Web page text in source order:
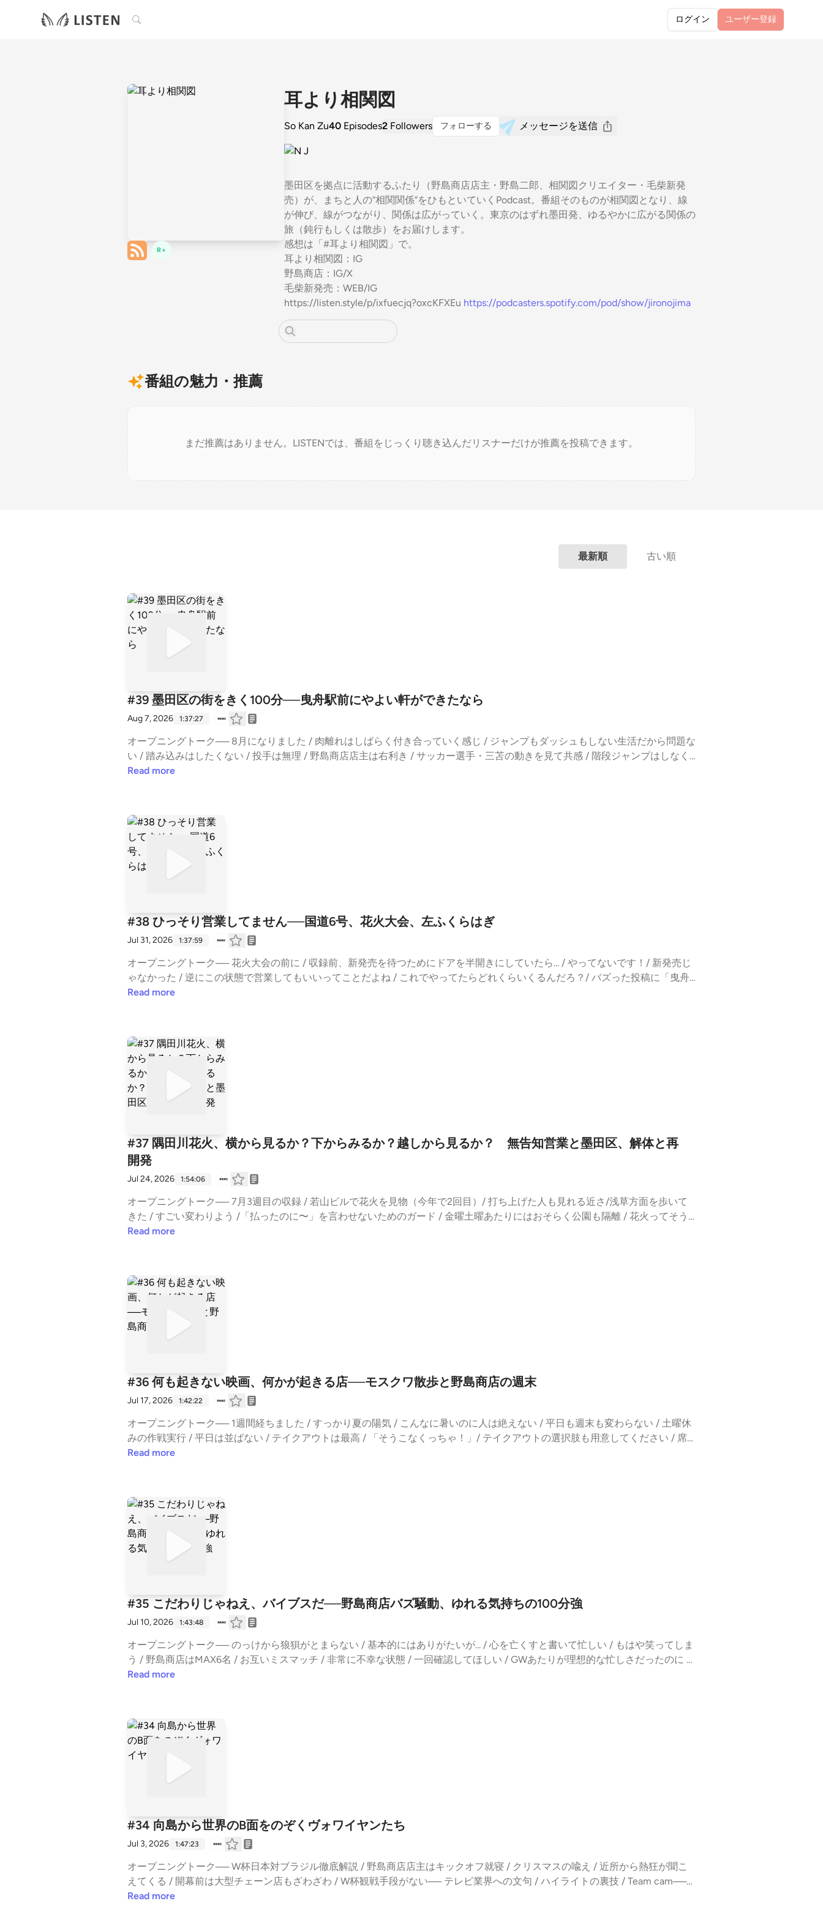
検索 ログイン ユーザー登録
R+
耳より相関図
So Kan Zu40 Episodes2 Followers フォローする メッセージを送信
墨田区を拠点に活動するふたり（野島商店店主・野島二郎、相関図クリエイター・毛柴新発
売）が、まちと人の“相関関係”をひもといていくPodcast。番組そのものが相関図となり、線
が伸び、線がつながり、関係は広がっていく。東京のはずれ墨田発、ゆるやかに広がる関係の
旅（鈍行もしくは散歩）をお届けします。
感想は「#耳より相関図」で。
耳より相関図： IG
野島商店： IG/X
毛柴新発売： WEB/IG
https://listen.style/p/ixfuecjq?oxcKFXEu https://podcasters.spotify.com/pod/show/jironojima
番組の魅力・推薦
まだ推薦はありません。LISTENでは、番組をじっくり聴き込んだリスナーだけが推薦を投稿できます。
最新順 古い順
#39 墨田区の街をきく100分──曳舟駅前にやよい軒ができたなら
Aug 7, 2026 1:37:27
オープニングトーク── 8月になりました / 肉離れはしばらく付き合っていく感じ / ジャンプもダッシュもしない生活だから問題な
い / 踏み込みはしたくない / 投手は無理 / 野島商店店主は右利き / サッカー選手・三苫の動きを見て共感 / 階段ジャンプはしなく
てもいいかな / 筋肉痛の長引く感じ / 全快の程度が気になる新発売 / 肉離れが身近に / めっちゃ山登りした翌日の筋肉痛 / 前回の
他の人前で年齢発表 /前時代的なやりとり / 公開文句返し / 営業時間告知は「14時頃まで」/ 食べログは余計なお世話 /「誰がイン
ド料理屋だ」/ 食べログは信用しないでください/うどんみたいな名前の有名な人がいる /食べログ文学もある / 食べログの点数の
価値とGoogleはちがう / レビュー見るのすき / Googleは地図から見に行ける / 病院にホスピタリティをめっちゃ求めてる / みんな
怒りで書く / 一部始終を全部書いちゃう人 / 得も損も記録しないで / 文句かけるくらい元気になりました★５ / シルバー人材の需
要 / 飲食店は3〜5分接触しておく / 待たせた感じしないコツ / 「洋麺屋 五右衛門」に行った？/ 絶望パスタ行ってきた野島店主 /
っちゃう / パスタはまかない、安価なイメージ / 料理経験者のカルチャーショック── カフェ飯 / これでいいんだ！/ 仕込みという
名のスパムカット / フォンドボーを引くからの落差 / イージーモードからいかずによかった / 古典的な出汁の引き方と逆サイド /
カフェ飯は全滅？ プレートご飯 / バンドマンから料理人へ── ギターを下ろしフライパンを握る流れ / 「沿線食堂」はカフェ飯系
飲食店の後継 / 固めたコンセプトは不要です / 記憶に残らない良さ〜食べたことを覚えてないくらいの食事体験の需要 / おしゃべ
りメインの客層 / 曳舟に来たら他の飲食店が吹き飛ぶ「やよい軒」、「大戸屋」 / 「串カツ田中 京成曳舟店」はファミリー向け /
はなまるうどんは四国が本場、丸亀製麺は四国は関係ない / 世界展開している丸亀のトリドール / スペインで食べた"Wok to Walk
「ベックス」で耐えた高円寺駅 / 一時的移転のマクドナルド、いずこへ（ストリートビューでみると2010年には存在） / マックで
家賃あげられる / URの新しい建物にはマックとスタバ / そんなフリじゃない寄り添い方のUR / データを全部とられてまちづくり /
反体制派の佐々木さんで想像する曳舟のデモ / 高円寺の高架下を再開発もすごいコメントのコーナー：号外ネットニュース墨田区
のライターshimobeさんから / 「珈琲 穂高」とshimobeさんの思わぬつながり / 山小屋の内装の穂高 / モルタル壁のカフェはPinta
restの平均を出した結果 / ワンダーホーゲル部の自由人は就職せず喫茶とインド旅行者とカレー店 / 隅田川花火の回:どういう記事
にしたいか / 号外ネットニュースの話題タグにアップしてほしい / 「ベーカリー花火」のカレーパンが金賞受賞したとのこと / ラ
区の二人が〜で始まる冒頭など / 墨田区に寄せたタイトルを / 号外ネットニュースには閉店情報も載っている / できれば野島商店
は気づいたら閉店していたい / しもべさんの感想文でいい / はちみつ屋さんがアジトに行った理由 / 予習したいタイプのいかつい
はちみつ屋さんがタイ情報を求めて / 号外ネットニュースAI Podcast / 募集したテーマにじろ吉さんだけ / じろ吉的喫茶店部門ノ
ミネート「キムラヤ」さんのナポリタン / 浅草通りのキムラヤとのつながり / パン屋「キムラヤ」の位置はミスドと元「北三ラー
メン」のあいだ /「純喫茶・マリーナ」の鉄板ナポリタン / 話題に出た喫茶は「コーゼン」/ 女将さん現役は衛生面を信用できる /
牛嶋神社そばに「言問 魚大」/ Instagramからも：〈今はなき「柳島カフェ」のパスタが美味しかった〉/ 変化球はやめてほしいと
散々言っているのに / スマホの待ち受けの若山さんに狼狽 / 行けないイベントにわざわざコメント──いけないなら黙っていてほ
ヲとアユムの「濁流教室」もぜひ / ムーさんのアプリのPRはいかがですか──なぜアプリを作ったのか / A面よりもB面でどうです
か / 号外NETニュースのこと / 今週のコメントテーマ発表 / じろ吉さんはじろ吉NETで / 号外NETに歴史タブがあればじろ吉さん
のひとり勝ち / 高評価の星を12から20にしたい●今週のコメントテーマ：「『号外NET墨田区』のおすすめ記事やたのしみ方を教
えて」●先週のコメントテーマ：「墨田区内のここのパスタがおいしいよ」（※引き続き募集中）⚫︎「耳より相関図」とは？墨田
はずれ墨田発、ゆるやかに広がる関係の旅（鈍行もしくは散歩）をお届けします。⚫︎登場人物野島二郎（⁠⁠⁠⁠⁠⁠⁠⁠⁠⁠⁠⁠⁠⁠⁠⁠⁠⁠⁠⁠⁠⁠⁠⁠⁠⁠⁠⁠⁠⁠⁠⁠⁠⁠⁠⁠⁠⁠野島商店⁠⁠⁠⁠⁠⁠⁠⁠⁠⁠⁠⁠⁠⁠⁠⁠⁠⁠⁠⁠⁠⁠⁠⁠⁠⁠⁠⁠⁠⁠⁠⁠⁠⁠⁠⁠⁠⁠店主）⁠⁠⁠⁠⁠⁠⁠⁠⁠⁠⁠⁠⁠⁠⁠⁠⁠⁠⁠⁠⁠⁠⁠⁠⁠⁠⁠⁠⁠⁠⁠⁠⁠⁠⁠⁠⁠⁠毛柴新
発売⁠⁠⁠⁠⁠⁠⁠⁠⁠⁠⁠⁠⁠⁠⁠⁠⁠⁠⁠⁠⁠⁠⁠⁠⁠⁠⁠⁠⁠⁠⁠⁠⁠⁠⁠⁠⁠⁠（相関図クリエイター）⚫︎ご感想「#耳より相関図」をつけて、SNSでもぜひご感想をお寄せください。⚫︎はじめましての
方は#00「耳より相関図、はじめます」からどうぞ。フォローしていただくと最新話を追いやすくなります。⚫︎公式Instagram⁠⁠⁠⁠⁠⁠⁠⁠⁠⁠⁠⁠⁠⁠⁠⁠⁠⁠⁠⁠⁠⁠⁠⁠⁠耳
より相関図⁠⁠⁠⁠⁠⁠⁠⁠⁠⁠⁠⁠⁠⁠⁠⁠⁠⁠⁠⁠⁠⁠⁠⁠⁠ のフォローもよろしく⚫︎LISTENの耳より相関図はこちら：https://listen.style/p/sokanzu
Read more
#38 ひっそり営業してません──国道6号、花火大会、左ふくらはぎ
Jul 31, 2026 1:37:59
オープニングトーク── 花火大会の前に / 収録前、新発売を待つためにドアを半開きにしていたら... / やってないです！/ 新発売じ
ゃなかった / 逆にこの状態で営業してもいいってことだよね / これでやってたらどれくらいくるんだろ？/ バズった投稿に「曳舟
でひっそりと営業」/ いやいや堂々と国道沿いでやってますよ！ルートシックスだぞ！/ 胸張ってやってたのに / 営業日数だって
一人闖入者もいた / 高速も封鎖 / 解除されてすぐ捕まる人もいた / 気合いは生きがい / 自分が80代になったときにあの動きができ
るのか /そんな中、野島商店では / 普通の無告知営業をして / 非常にちょうど良い営業を終え / 壺ビリヤニの注文 / ナメック星の
ドラゴンボールくらいの熱い球を持たせる / 左ふくらはぎパチン /ちょっとつけば歩けるけどめっちゃ痛い / アキレス腱キレてた
らやばい / 花火中の病院が… / 冷たい対応されながら足を引きずりながら救急受診 /「肉離れです」/ スポーツ選手でもないのに /
これ以上どうしようもない / 日曜は安静 / 収録日は早歩きは難しいけど激しい筋肉痛レベル /「yatobooks」の佐々木さんにはバレ
てないと思う / 後ろから人に叩かれた感じ / 未知の痛み / この痛みの数値を教えてください / 病院は防音がすごい / 花火の音聴い
ーたちが多い / リスナー同士の交流 / やっててよかった / ほろ酔いの方が壺を返却 / ビリヤニを渡した後の肉離れでよかった / 切
れてなくてよかった / 新発売も気をつけて / 肉離れはロシアンルーレット / 墨田区に100万人 / 神宮の花火大会のときは家に上が
っててみてた / 何も成長していない / 涼しい中、足を引きずるしかなかった / 何をしたって言うんだよ / バチがあたったのかな /
アキレス腱やってなくてよかったで30分 / 土曜は無告知営業がいい / でも人はくる / 忙しいと暇の境目が / 急にビリヤニはやめま
せん / 自然にまかせます / 水じゃなくてお茶は嬉しい / 水とお茶飲めない人がいた / 普段何飲んでるんだろう / 新発売は偏食 / 子
供の頃の温かいお茶は苦しかった / 学校の給食で納豆 / 食べれないと残される / 「もういいよ」待ち / 納豆は今もNG / とろろも /
ネバネバはかゆくなる / 焼いたお好み焼きの中にはいった長芋にも気づく / 家族はみんな納豆好き / すごく嫌だった / 野島店主は
ださい /手間が一個増えるのはいや / 若者が野菜は残しがち / 新発売は文化系？ / 黒いマスクしてるやつは野菜嫌い / あのヨーグ
ルトの味付け / ディルは季節もの / 代用がわかるのが料理人すよね / インド人はミント好き？ / あれはフェンネルシードキャンデ
ィー / アンビカに売ってるよ / すべてを素手でいく / ソフトクリームマシンの衛生面は激ヤバ / 調理器具が気になる コメントコー
ナー：じろ吉さんから花火の話題が / 突然出てきたさきちゃん / 「ヤッチャバ」の昼におそらく遭遇 / ミート系食べてないな / 何
猫は花火の音は怖いかもね / また来年 / 墨田区の夏は一旦休み / 8月は少し落ち着くのかな / そして初コメントChihiroさん / 葛藤
のコメント / 絶望つながり /そういうことありますよね / Chihiroさん3回くらい「あぁ〜」のタイミングがあった / ホタテ今日来
てくれ！というタイミングがあったけど現れず / こちらも絶望 / 絶望ビリヤニ / でかいところにいる人生を想像した / 壁の穴 / た
らこスパ外で食べたことない / マイベーカリーに相当ハイクラスの明太子フランスありますよ / 大丈夫か心配になるレベル / 「パ
スタmama」の謎が解けた / 絶望ミートソースパスタ / たらこスパは汁だくではない / 「洋麺屋五右衛門」パスタはもう少しでオ
ープン / 22時くらいまでやってたらいいなぁ /野島商店ビリヤニをやめてパスタやろうかな / koyamaパイセン「大・中・小用意し
化球はやめてね / コンビニパスタのアレンジでもないです●今週のコメントテーマ：「墨田区内のここのパスタがおいしいよ」
⚫︎「耳より相関図」とは？墨田区を拠点に活動するふたりが、まちと人の“相関関係”をひもといていくPodcast。番組そのものが
相関図となり、線が伸び、線がつながり、関係は広がっていく。ここからどんな線が伸びていくのか。そして、どこから新しい線
がつながってくるのか。東京のはずれ墨田発、ゆるやかに広がる関係の旅（鈍行もしくは散歩）をお届けします。⚫︎登場人物野
なります。⚫︎公式Instagram⁠⁠⁠⁠⁠⁠⁠⁠⁠⁠⁠⁠⁠⁠⁠⁠⁠⁠⁠⁠⁠⁠⁠⁠耳より相関図⁠⁠⁠⁠⁠⁠⁠⁠⁠⁠⁠⁠⁠⁠⁠⁠⁠⁠⁠⁠⁠⁠⁠⁠ のフォローもよろしく⚫︎LISTENの耳より相関図はこちら：https://listen.style/p/sokanz
u
Read more
#37 隅田川花火、横から見るか？下からみるか？越しから見るか？ 無告知営業と墨田区、解体と再
開発
Jul 24, 2026 1:54:06
オープニングトーク── 7月3週目の収録 / 若山ビルで花火を見物（今年で2回目）/ 打ち上げた人も見れる近さ/浅草方面を歩いて
きた / すごい変わりよう /「払ったのに〜」を言わせないためのガード / 金曜土曜あたりにはおそらく公園も隔離 / 花火ってそう
いうものだっけ / 魂が…みたいな / そこまでして見に行かなくていいや / 昔は盛大にやっていたkoyamaさん / おもてなし事情を話
る？/ 「アップル歯科」の隣のマンション解体中 / 文花団地の一部が解体予定 / イトーヨーカドーの活用案 / スポーツ用品店など
心配になる広さ/土地開発の話 / 開発後のアイディア募集を「ノウドひきふね」で開催 / 簡単な話ではない / ノウドの裏にある民泊
は受付棟がある / ちょっと泊まってみたい / 1000円のモーニングプレートを / 朝ごはんを真剣にやってるお店は少ないよね──「P
ERTH Sandwiches &amp; All Day Breakfast」/「GRAB and GO GOODIES」/ 曳舟駅構内「VIE DE FRANCE」の跡地 / 五右衛門パ
スタ /「パスタはありますよ」って言いましたよね / 「⁠パスタmama⁠」はポポラマーマとは関係なし / いろんなもののジェネリッ
「長靴の形しています」と適当なこと言いたい / エスプレッソタイムのコミュニケーション / マキアートのややこしさ / 本来のマ
キアートについて / あるカップルの話 / 値段の安さで「ちっさ」となる / 恥をかいてかわいそうだからメニューから排除 / エスプ
レッソドリンクのいろんな名称 / さすが地元新宿の新発売 / 号外ネット墨田区に取り上げてもらいたい / 今週の野島商店の様子 /
何をしたか気づきました？/ もうアナウンスしなくなった / 月曜日何も言わず営業してみた / 日曜の夕方から仕込んだ / プロフィ
ールに営業日は書いてある / 今日のビリヤニ情報は更新せず / でもちゃんと待っていた人がいた / 来ないとわからないスタイル /
尖り営業 / どこでうちがやってるか知りたいけど聞いてない / ようやく遅い時間まで営業できた / 不定休の無告知 / 平和のための
この顔なんだっけ / 数ヶ月前の女性客来店 / 六本木の雰囲気 / ピッカピカの顔 / めっちゃプロ来ちゃった / ちゃんと見るのは失礼
な感じ/あきらかな美人/なんのプロが来たんだ / なんとか48系の人 / さっきの私だよ〜のサイン/なんでうちに来たのかわからな
い / 単独行動 / 思うツボ / フォローしそうになった / さまぁ〜ずのふたりは墨田区出身 / 芸人の多い街・高円寺 / 高円寺といえば
水道橋博士 / 四ツ谷にサンミュージックの事務所 /この辺は縁がない / 落語家や力士が暮らしている / 錦糸町周辺に料理研究科・
リュウジが住んでいる説〜じろ吉さんの好きなエリアにリュウジ / 前回のタイトルに「モスクワ」/ 誰かがその場で弾いていそう
blueはシネマズブルーへよく行っている/多いですからにひっかかるふたり/ピンポイントの話をしている野島店主/しかも確認方
法はGoogleストリートビュー/ 郵便車がきますから / ギター侍みたい / オリエンタルラジオじゃねぇんだから！を知らなかった /
HALCALI（ハルカリ）を知らない / めっちゃパフィー / 野島店主の空白の期間 / 品を感じる / 昭和のおしゃべり/ タコ情報にイカ /
コメント欄にプレリリース / takoのコメントはしたためていたのかな / コロンボ警部 / しかもリンクが飛べない / 二十三区内では
右派 / 地球の歩き方もそうだ / CIAに染められちゃう/所属の安心感がほしい / 靴下つくるの得意な新発売 / いろんなすみだの架け
橋ソックス / じろ吉さんのコメント /【今回の役立つ話】/ ちゃんと歴史を知らないと面白く返せないな/軽く書いてる八広駅を越
について / 30歳無職男性のvlog〜あつしのぶろぐ/ 自分の思考はタメ口だけど言っていく/ 思うだけじゃダメ / 公式発表は敬語で /
お題で好き勝手言われるのもいい / 募集したいテーマ /「話すテーマ」を募集 / お題はお手柔らかに / ヒント0は難しい / カルトと
カルチャー / まだ答えられない / じろ吉さんへのパス（１コメント返しで）/ 結局はプラットフォームが強い / ワールドカップも
カルト？ / 毛柴新発売への宿題が急に / 答えはきっとInstagramで? / 混んでも暇でも困る話は昔からずっとしていた / コメントは
いつだって急です / コメントお待ちしてます⚫︎「耳より相関図」とは？墨田区を拠点に活動するふたりが、まちと人の“相関関
しくは散歩）をお届けします。⚫︎登場人物野島二郎（⁠⁠⁠⁠⁠⁠⁠⁠⁠⁠⁠⁠⁠⁠⁠⁠⁠⁠⁠⁠⁠⁠⁠⁠⁠⁠⁠⁠⁠⁠⁠⁠⁠⁠⁠⁠野島商店⁠⁠⁠⁠⁠⁠⁠⁠⁠⁠⁠⁠⁠⁠⁠⁠⁠⁠⁠⁠⁠⁠⁠⁠⁠⁠⁠⁠⁠⁠⁠⁠⁠⁠⁠⁠店主）⁠⁠⁠⁠⁠⁠⁠⁠⁠⁠⁠⁠⁠⁠⁠⁠⁠⁠⁠⁠⁠⁠⁠⁠⁠⁠⁠⁠⁠⁠⁠⁠⁠⁠⁠⁠毛柴新発売⁠⁠⁠⁠⁠⁠⁠⁠⁠⁠⁠⁠⁠⁠⁠⁠⁠⁠⁠⁠⁠⁠⁠⁠⁠⁠⁠⁠⁠⁠⁠⁠⁠⁠⁠⁠（相関図クリエイター）⚫︎ご感想「#耳より相
関図」をつけて、SNSでもぜひご感想をお寄せください。⚫︎はじめましての方は#00「耳より相関図、はじめます」からどう
ぞ。フォローしていただくと最新話を追いやすくなります。⚫︎公式Instagram⁠⁠⁠⁠⁠⁠⁠⁠⁠⁠⁠⁠⁠⁠⁠⁠⁠⁠⁠⁠⁠⁠⁠耳より相関図⁠⁠⁠⁠⁠⁠⁠⁠⁠⁠⁠⁠⁠⁠⁠⁠⁠⁠⁠⁠⁠⁠⁠ のフォローもよろしく⚫︎LISTENの耳
より相関図はこちら：https://listen.style/p/sokanzu
Read more
#36 何も起きない映画、何かが起きる店──モスクワ散歩と野島商店の週末
Jul 17, 2026 1:42:22
オープニングトーク── 1週間経ちました / すっかり夏の陽気 / こんなに暑いのに人は絶えない / 平日も週末も変わらない / 土曜休
みの作戦実行 / 平日は並ばない / テイクアウトは最高 / 「そうこなくっちゃ！」/ テイクアウトの選択肢も用意してください / 席
数の修正だけお願いします/ 大袈裟な食べロガー / 不要な親切 / 週末の営業をしばらく休みます/ 基本土日祝を避けていきます/と
みとは書かない / だって不定休だもん / 定めないが重要 / ほどほどにやりたいんで / もっとつくりたくはない / 壺をこれ以上大き
くする気はない / 待ったのにダメでしたで断るのは相当心苦しい / 何に謝ってるんだ / 「待っててください」とは言ってないし、
悪くないのに謝らないといけない / やだっていってんじゃん / ただの悲鳴 / ひとりの紳士./ タイミングうかがってるんだと思った
/「耳より相関図きいてきたのに、並んですみません」/ じゃあだめじゃないですか！/ 事件現場に来た紳士 / 仲間がいたのは嬉し
かった / どっかはやれよ / 食べられない人の行き先 /これが全部1万円だったらなぁ / 久々の土曜休み / 北先住へ行った / 昔の映画
たいな / 流れで入った /ハローワーク足立の近く/土曜日だからこその感じ / 向学心の強い方々/ モスクワの歴史背景知らないから
なぁ/ おそらく名画 / 忙しい日曜日 / 商売やる気ない / 本来全部やる / 忙しくなるのが嫌で個人店やったのに / ちょうどよくしたい
/ 並ばない日だけやりたい / 帰すのは心苦しいから / 飲食系は基本土日祝稼働だから / 全部クリスマス側 / 地球の歩き方に出ます /
「今っすか」/ うちは紙なんで…！/ 営業時間は12時〜14時に変更 / 終わりましたと言いたくない /人気店感出したくない / 最近は
冷凍も在庫なし / もう何も言わない / 13時ごろまではある感じ / 売り切れましたの表示は一瞬 /ちょうどいいって難しい / 調整し
ないと間にいけない / 極中であれ / ふわふわしないといけない /Vimeoのほうがおしゃれ / 先週何の話したっけ？/ 先週はずっと愚
ルやベローチェは上から / パスタ屋 / スナックぽいノリになってた / 牡蠣のパスタ1800円 /ノリが変わったパスタ屋 / 「生パスタ
専門店 rondo°」/ /聴いてないか不安 / 腕は確か、おいしかった / 新発売カットイン求む / パスタ激戦区 / ママみたいなやつ（※1）
/ ジェネリック絶望 / レシピに著作権はなし / 並ばないビリヤニ屋どうぞ / うるさいが一番だめ /コメントコーナー：飲食店関係者
からのコメント / アサイーブームあったんだね / 少女時代 / ファンに特定されて翌日大行列 / 座った席に座りたい / 食べたものと
同じものを食べたい！/ これはお酒だと説明しないといけない/ ノンアルモヒート/ミント買ってこい！ / 少女時代の恩恵 / チャイ
ル / ぜんぜんベビーじゃない帆立 / 幸福を感じる瞬間ランキング / 日本はおいしいものを食べる時１位 / なぜグルメに? / 徳川のせ
いだな / オリジナルをアレンジしちゃう能力高め / 肉じゃがはどこから？/ 専門学校の座学で習った「米と女は白い程よい」/ koy
amaパイセンの名言 / 「カナリアサンドイッチ曳舟店」 / 脱ビリヤニ店案 / ゴースト店舗のリアル版 / 1日２回タコを見た日 / 来週
は花火大会 / 見せないゾッの姿勢 / 勝手に商売する感じが好き / スカイツリーの上から花火あげてほしい /見えない争いがあるか
ら / 高速道路も止まるはず / 花火にかける熱量 / 野島店主ボイトレへ通う？（※1）曳舟駅近くには「パスタmama」や「ポポラマ
ーマ」などといったママの付くお店があるのでややこしい。⚫︎「耳より相関図」とは？墨田区を拠点に活動するふたりが、まち
Read more
#35 こだわりじゃねえ、バイブスだ──野島商店バズ騒動、ゆれる気持ちの100分強
Jul 10, 2026 1:43:48
オープニングトーク── のっけから狼狽がとまらない / 基本的にはありがたいが... / 心を亡くすと書いて忙しい / もはや笑ってしま
う / 野島商店はMAX6名 / お互いミスマッチ / 非常に不幸な状態 / 一回確認してほしい / GWあたりが理想的な忙しさだったのに /
1週間で＋1000フォロワー / ギアが4から6へ / 価値観のちがい /ほどほどの気分でやっていきたい / もうちょっと落ち着いてほし
冷凍つくる暇もない / ほどほどに成長させてほしい / 古参も新規もいい感じでしてほしい / ちょっとムッとしてます / あの商売や
る側にもなってみたい / 取材したかのような文章 / 下町→東側全域→都内 / 地方からのフォローも / おいしいものを食べて生きて
いきたい / 普段は会社員モグモグ系 / 麻辣担の行列を見た流れの影響 / 並ぶ感覚があまりない / くら寿司の待機時間は苦じゃない
/ 入れても入れても終わらない / 日曜営業やめようかな / 平日営業が平和 / 野島商店のバズにより耳より相関図のインスタフォロ
ワーも微増 / 野島商店店主の思想をぜひ / 3%理論はありそう/ ちょっとコワイ / タスクに入れないで / 自分の画面を埋めるパズル
/ 余裕を持って対応したい / フォロワーが増えているのはこっちしか知らない / テイクアウトも多分並んでください / 数に限りが
あるから順番通りに / 何もすることがなくなった瞬間 / 飲食店むずっ / 久しぶりのこの感じ / これをしてる間に…の重なり / ちょっ
と暇な店を作りたかったのに / 待ちたい人は待ってください /恨みっこなしで / そんな話ばかりで30分経過 / 異様にビリヤニ投稿
だけ伸びてる / クリーンヒットしちゃった / 苦しい10日間だった / いろいろ考えなきゃ / 川合珈琲の日どうなる？ / 14時まで土砂
降り望む / 忙しい雰囲気出しちゃう恥ずかしさ / 昼営業をずらすか / クロックス・髪ボサボサ・寝起き来店が嬉しい / 先週はイノ
ベーター / 今週はアーリーアダプター / インスタ鍵かけようかな、ずっと6000をキープしようかな / 逆に目立ちそう / 裏垢作ろう
Read more
#34 向島から世界のB面をのぞくヴォワイヤンたち
Jul 3, 2026 1:47:23
オープニングトーク── W杯日本対ブラジル徹底解説 / 野島商店店主はキックオフ就寝 / クリスマスの喩え / 近所から熱狂が聞こ
えてくる / 開幕前は大型チェーン店もざわざわ / W杯観戦手段がない── テレビ業界への文句 / ハイライトの裏技 / Team cam──
サムライブルーの裏側 / A面2:B面8の楽しみ方/ 進化しないテキスト速報 / 新発売も熱中したジブリの&quot;THE ARTシリーズ&qu
Read more